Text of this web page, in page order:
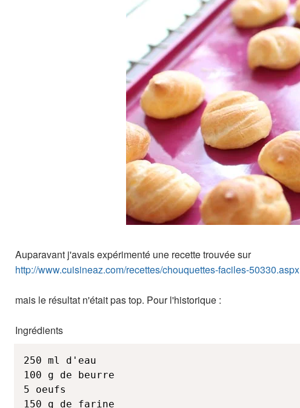
Auparavant j'avais expérimenté une recette trouvée sur
http://www.cuisineaz.com/recettes/chouquettes-faciles-50330.aspx
mais le résultat n'était pas top. Pour l'historique :
Ingrédients
250 ml d'eau
100 g de beurre
5 oeufs
150 g de farine